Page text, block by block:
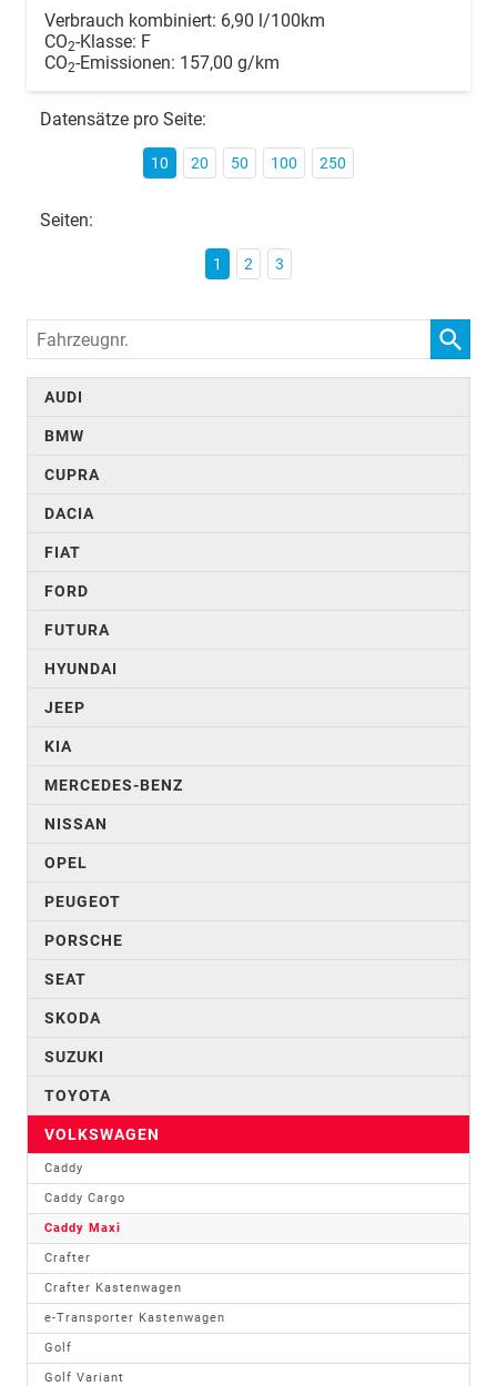
Verbrauch kombiniert: 6,90 l/100km
CO2-Klasse: F
CO2-Emissionen: 157,00 g/km
Datensätze pro Seite:
10 20 50 100 250
Seiten:
1 2 3
Fahrzeugnr.
AUDI
BMW
CUPRA
DACIA
FIAT
FORD
FUTURA
HYUNDAI
JEEP
KIA
MERCEDES-BENZ
NISSAN
OPEL
PEUGEOT
PORSCHE
SEAT
SKODA
SUZUKI
TOYOTA
VOLKSWAGEN
Caddy
Caddy Cargo
Caddy Maxi
Crafter
Crafter Kastenwagen
e-Transporter Kastenwagen
Golf
Golf Variant